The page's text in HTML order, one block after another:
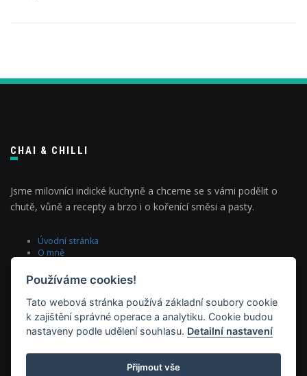
CHAI & CHILLI
Jsme milovníci indické kuchyně a chceme se s vámi podělit o
chutě, vůně a recepty a brzo i o kořenící směsi a pasty.
Úvodní stránka
O mně
recepty
E-shop
kurzy vaření
kontakt
Používáme cookies!
Tato webová stránka používá základní soubory cookie
k zajištění správné operace a analytiku. Cookie budou
nastaveny podle udělení souhlasu. Detailní nastavení
Přijmout vše